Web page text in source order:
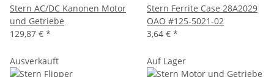
Stern AC/DC Kanonen Motor
und Getriebe
129,87 € *
Stern Ferrite Case 28A2029
OAO #125-5021-02
3,64 € *
Ausverkauft Auf Lager